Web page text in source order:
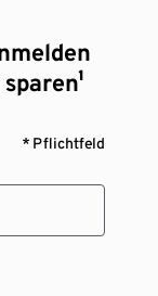
* Pflichtfeld